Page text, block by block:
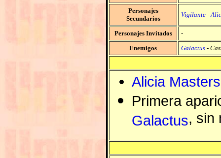
Personajes
Secundarios
Vigilante -
Personajes Invitados
-
Enemigos
Galactus -
Alicia Masters
Primera
Galactus, sin